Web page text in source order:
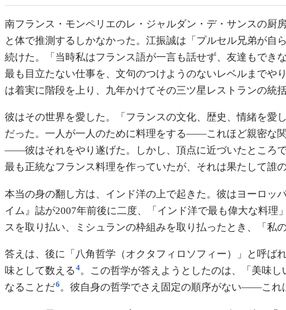
南フランス・モンペリエのレ・ジャルダン・デ・サンスの厨
と体で推測するしかなかった。江振誠は「プルセル兄弟が
続けた。「当時私はフランス語が一言も話せず、友達もでき
最も目立たない仕事を、文句のつけようのないレベルまでや
は着実に階段を上り、九年かけてその三ツ星レストランの統
彼はその世界を愛した。「フランスの文化、歴史、情緒を愛
だった。一人が一人のために料理をする——これほど親密な
——彼はそれをやり遂げた。しかし、頂点に近づいたところ
最も正統なフランス料理を作っていたが、それは果たして誰
本当の身の翻し方は、インド洋の上で起きた。彼はヨーロッ
イム』誌が2007年前後に二度、「インド洋で最も偉大な料理
スを取り払い、ミシュランの枠組みを取り払ったとき、「私
答えは、後に「八角哲学（オクタフィロソフィー）」と呼ば
味として数える 4。この哲学が答えようとしたのは、「美味
なることだ6。彼自身の哲学でさえ固定の順序がない——これ